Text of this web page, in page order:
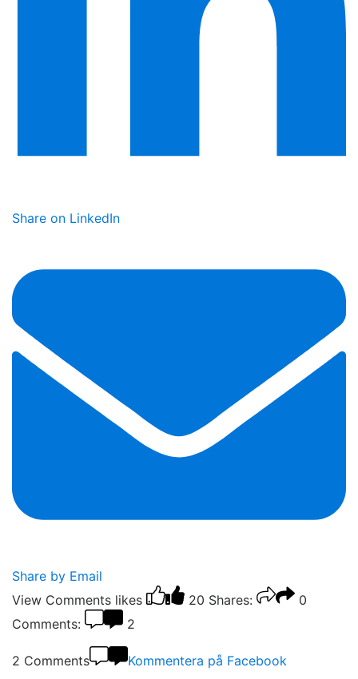
Share on LinkedIn
Share by Email
View Comments likes 20 Shares:
0
Comments:
2
2 Comments Kommentera på Facebook